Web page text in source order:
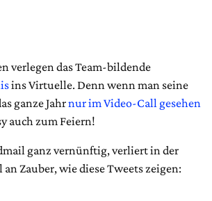
verlegen das Team-bildende
ins Virtuelle. Denn wenn man seine
ganze Jahrnur im Video-Call gesehen
auch zum Feiern!
ganz vernünftig, verliert in der
an Zauber, wie diese Tweets zeigen: